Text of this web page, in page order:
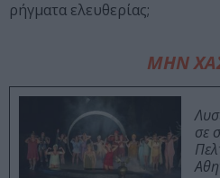
ρήγματα ελευθερίας;
ΜΗΝ
σε